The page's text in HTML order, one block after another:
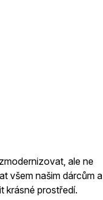
ale ne
všem našim dárcům a
krásné prostředí.